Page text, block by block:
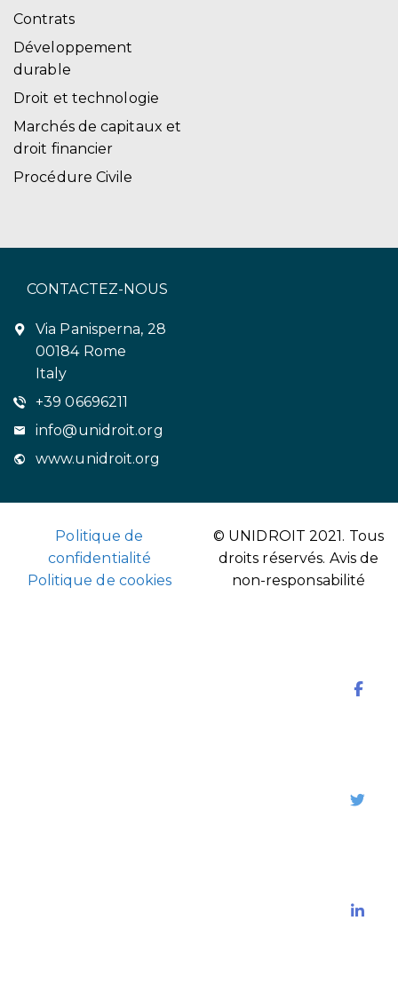
Contrats
Développement
durable
Droit et technologie
Marchés de capitaux et
droit financier
Procédure Civile
CONTACTEZ-NOUS
Via Panisperna, 28
00184 Rome
Italy
+39 06696211
info@unidroit.org
www.unidroit.org
Politique de
confidentialité
Politique de cookies
© UNIDROIT 2021. Tous
droits réservés. Avis de
non-responsabilité